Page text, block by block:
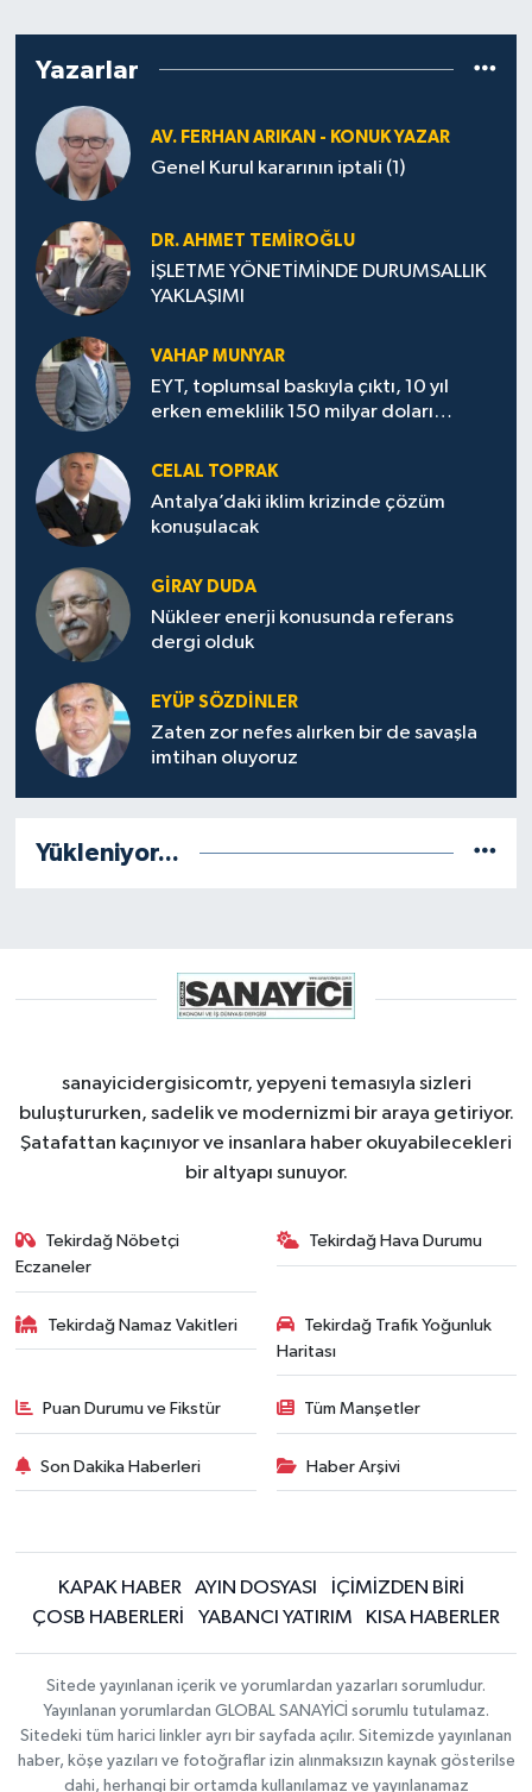
Yazarlar
AV. FERHAN ARIKAN - KONUK YAZAR
Genel Kurul kararının iptali (1)
DR. AHMET TEMİROĞLU
İŞLETME YÖNETİMİNDE DURUMSALLIK
YAKLAŞIMI
VAHAP MUNYAR
EYT, toplumsal baskıyla çıktı, 10 yıl
erken emeklilik 150 milyar doları
CELAL TOPRAK
Antalya’daki iklim krizinde çözüm
konuşulacak
GİRAY DUDA
Nükleer enerji konusunda referans
dergi olduk
EYÜP SÖZDİNLER
Zaten zor nefes alırken bir de savaşla
imtihan oluyoruz
Yükleniyor...
sanayicidergisicomtr, yepyeni temasıyla sizleri
buluştururken, sadelik ve modernizmi bir araya getiriyor.
Şatafattan kaçınıyor ve insanlara haber okuyabilecekleri
bir altyapı sunuyor.
Tekirdağ Nöbetçi
Eczaneler
Tekirdağ Hava Durumu
Tekirdağ Namaz Vakitleri
Tekirdağ Trafik Yoğunluk
Haritası
Puan Durumu ve Fikstür Tüm Manşetler
Son Dakika Haberleri Haber Arşivi
KAPAK HABER AYIN DOSYASI
İÇİMİZDEN BİRİ
ÇOSB HABERLERİ
YABANCI YATIRIM KISA HABERLER
Sitede yayınlanan içerik ve yorumlardan yazarları sorumludur.
Yayınlanan yorumlardan GLOBAL SANAYİCİ sorumlu tutulamaz.
Sitedeki tüm harici linkler ayrı bir sayfada açılır. Sitemizde yayınlanan
haber, köşe yazıları ve fotoğraflar izin alınmaksızın kaynak gösterilse
dahi, herhangi bir ortamda kullanılamaz ve yayınlanamaz